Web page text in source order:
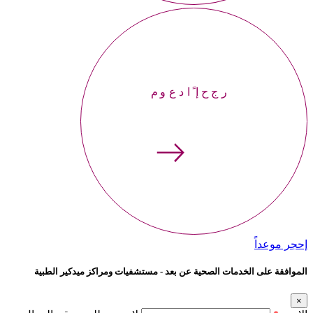
إحجر موعداً
إحجر موعداً
الموافقة على الخدمات الصحية عن بعد - مستشفيات ومراكز ميدكير الطبية
×